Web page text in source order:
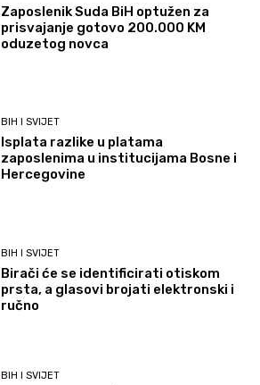
Zaposlenik Suda BiH optužen za
prisvajanje gotovo 200.000 KM
oduzetog novca
BIH I SVIJET
Isplata razlike u platama
zaposlenima u institucijama Bosne i
Hercegovine
BIH I SVIJET
Birači će se identificirati otiskom
prsta, a glasovi brojati elektronski i
ručno
BIH I SVIJET